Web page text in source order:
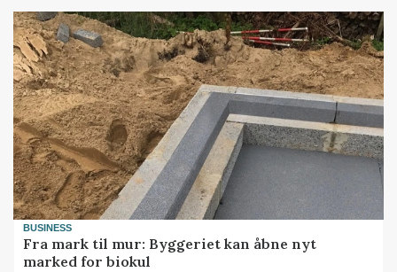
BUSINESS
Fra mark til mur: Byggeriet kan åbne nyt
marked for biokul